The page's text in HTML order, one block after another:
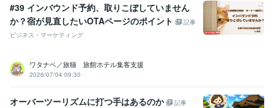
#39 インバウンド予約、取りこぼしていません
か？宿が見直したいOTAページのポイント
記事
ビジネス・マーケティング
ワタナベ／旅猫 旅館ホテル集客支援
2026/07/04 09:30
オーバーツーリズムに打つ手はあるのか
記事